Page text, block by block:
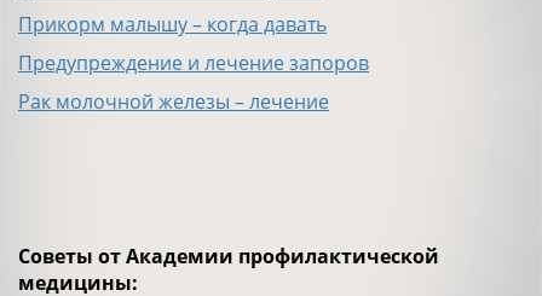
Прикорм малышу – когда давать
Предупреждение и лечение запоров
Рак молочной железы – лечение
Советы от Академии профилактической
медицины: